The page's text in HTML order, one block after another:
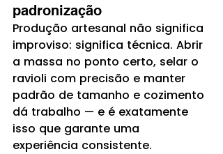
padronização
Produção artesanal não significa
improviso: significa técnica. Abrir
a massa no ponto certo, selar o
ravioli com precisão e manter
padrão de tamanho e cozimento
dá trabalho — e é exatamente
isso que garante uma
experiência consistente.